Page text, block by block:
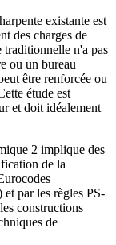
existante est
des charges de
traditionnelle n'a pas
ou un bureau
être renforcée ou
étude est
et doit idéalement
2 implique des
de la
par les règles PS-
constructions
de